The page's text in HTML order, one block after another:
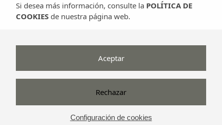
casas ibicencas son pura sencillez
arquitectura sobria que se ha servido de la
de padres a hijos, persiguiendo, antaño, la
subsistencia y practicidad.
Si desea más información, consulte la POLÍTICA DE
COOKIES de nuestra página web.
Configuración de cookies
Rechazar
Aceptar